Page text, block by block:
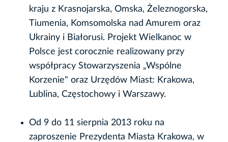
kraju z Krasnojarska, Omska, Żeleznogorska,
Tiumenia, Komsomolska nad Amurem oraz
Ukrainy i Białorusi. Projekt Wielkanoc w
Polsce jest corocznie realizowany przy
współpracy Stowarzyszenia „Wspólne
Korzenie" oraz Urzędów Miast: Krakowa,
Lublina, Częstochowy i Warszawy.
Od 9 do 11 sierpnia 2013 roku na
zaproszenie Prezydenta Miasta Krakowa, w